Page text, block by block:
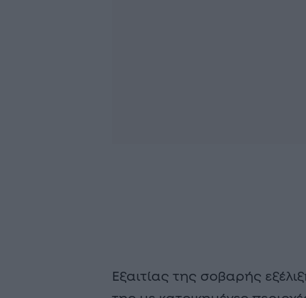
Εξαιτίας της σοβαρής